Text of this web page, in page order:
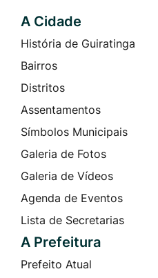
Seção do Rodapé e
A Cidade
História de Guiratinga
Bairros
Distritos
Assentamentos
Símbolos Municipais
Galeria de Fotos
Galeria de Vídeos
Agenda de Eventos
Lista de Secretarias
A Prefeitura
Prefeito Atual